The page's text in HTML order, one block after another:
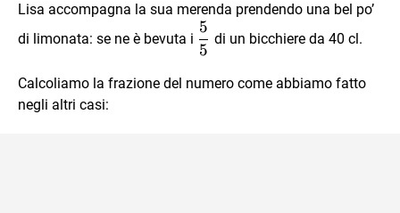
Lisa accompagna la sua merenda prendendo una bel po’
di limonata: se ne è bevuta i \dfrac
55
5
5
di un bicchiere da 40 cl.
Calcoliamo la frazione del numero come abbiamo fatto
negli altri casi: